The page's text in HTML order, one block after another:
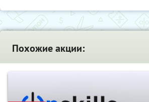
Похожие акции: